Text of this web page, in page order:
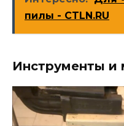
пилы - CTLN.RU
Инструменты и